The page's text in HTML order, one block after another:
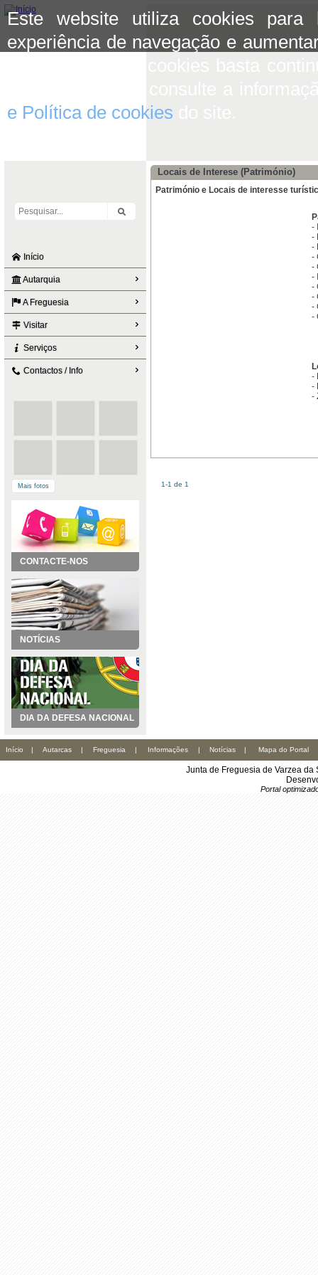
Este website utiliza cookies para
experiência de navegação e
e Política de cookies
Início
Autarquia
A Freguesia
Visitar
Serviços
Contactos / Info
Mais fotos
CONTACTE-NOS
NOTÍCIAS
DIA DA DEFESA NACIONAL
Locais de Interese (Património)
Património e Locais de interesse
-
-
-
-
-
-
-
-
-
-
-
-
-
1-1 de 1
Início | Autarcas | Freguesia | Informações | Notícias | Mapa do Portal
Junta de Freguesia de Varzea
Portal